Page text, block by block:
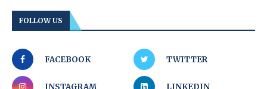
FOLLOW US
FACEBOOK TWITTER